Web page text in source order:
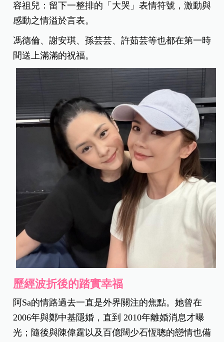
容祖兒：留下一整排的「大哭」表情符號，激動與
感動之情溢於言表。
馮德倫、謝安琪、孫芸芸、許茹芸等也都在第一時
間送上滿滿的祝福。
歷經波折後的踏實幸福
阿Sa的情路過去一直是外界關注的焦點。她曾在
2006年與鄭中基隱婚，直到 2010年離婚消息才曝
光；隨後與陳偉霆以及百億闊少石恆聰的戀情也備